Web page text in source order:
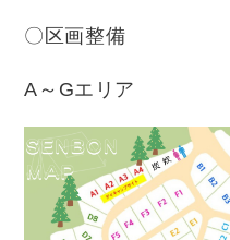
〇区画整備
A ～ Gエリア